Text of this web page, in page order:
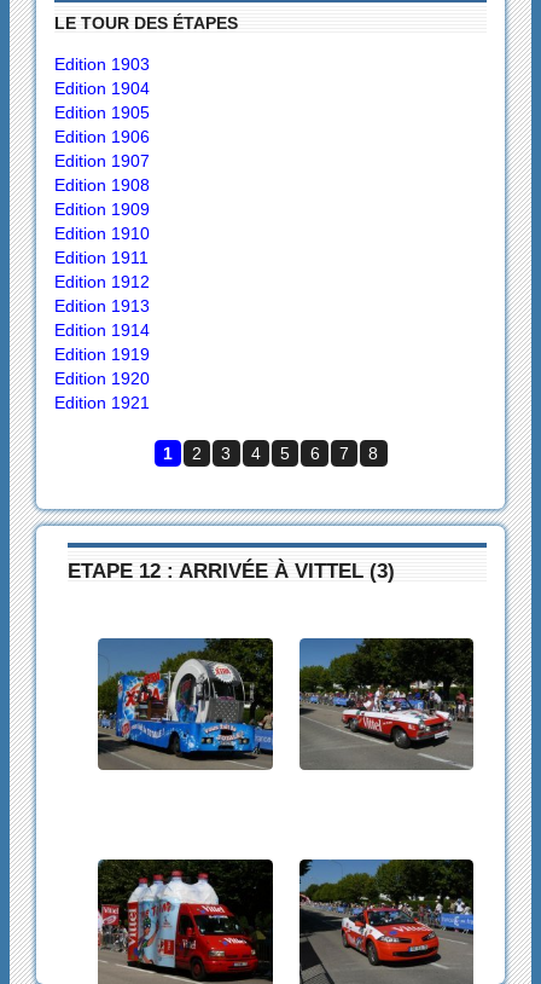
LE TOUR DES ÉTAPES
Edition 1903
Edition 1904
Edition 1905
Edition 1906
Edition 1907
Edition 1908
Edition 1909
Edition 1910
Edition 1911
Edition 1912
Edition 1913
Edition 1914
Edition 1919
Edition 1920
Edition 1921
1 2 3 4 5 6 7 8
ETAPE 12 : ARRIVÉE À VITTEL (3)